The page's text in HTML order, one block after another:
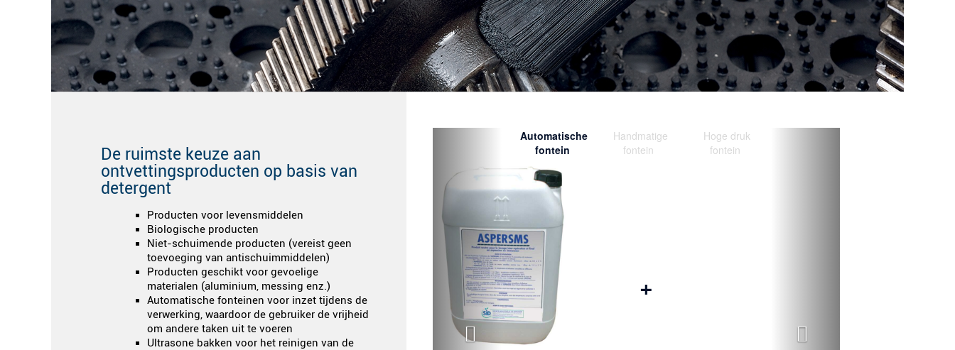
De ruimste keuze aan
ontvettingsproducten op basis van
detergent
Producten voor levensmiddelen
Biologische producten
Niet-schuimende producten (vereist geen
toevoeging van antischuimmiddelen)
Producten geschikt voor gevoelige
materialen (aluminium, messing enz.)
Automatische fonteinen voor inzet tijdens de
verwerking, waardoor de gebruiker de vrijheid
om andere taken uit te voeren
Ultrasone bakken voor het reinigen van de
Automatische
fontein
Handmatige
fontein
Hoge druk
fontein
+
Previous